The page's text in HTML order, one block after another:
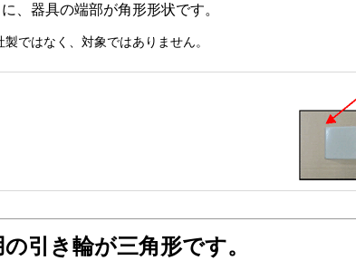
、器具の端部が角形形状です。
ではなく、対象ではありません。
引き輪が三角形です。